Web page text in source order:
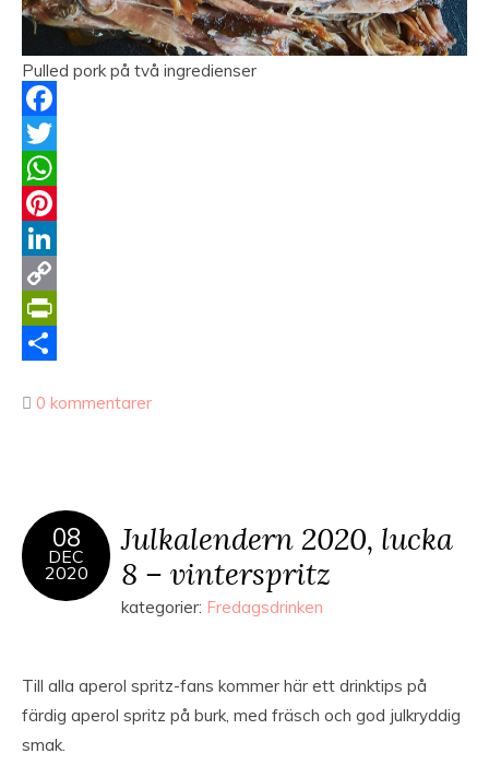
Pulled pork på två ingredienser
Facebook
Twitter
WhatsApp
Pinterest
LinkedIn
Copy
Link
PrintFriendly
0 kommentarer
08
DEC
2020
Julkalendern 2020, lucka
8 – vinterspritz
kategorier: Fredagsdrinken
Till alla aperol spritz-fans kommer här ett drinktips på
färdig aperol spritz på burk, med fräsch och god julkryddig
smak.